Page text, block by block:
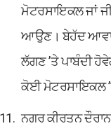
ਮੋਟਰਸਾਇਕਲ ਜਾਂ
ਆਉਣ। ਬੇਹੱਦ
ਲੱਗਣ ’ਤੇ ਪਾਬੰਦੀ
ਕੋਈ ਮੋਟਰਸਾਇਕਲ
ਨਗਰ ਕੀਰਤਨ